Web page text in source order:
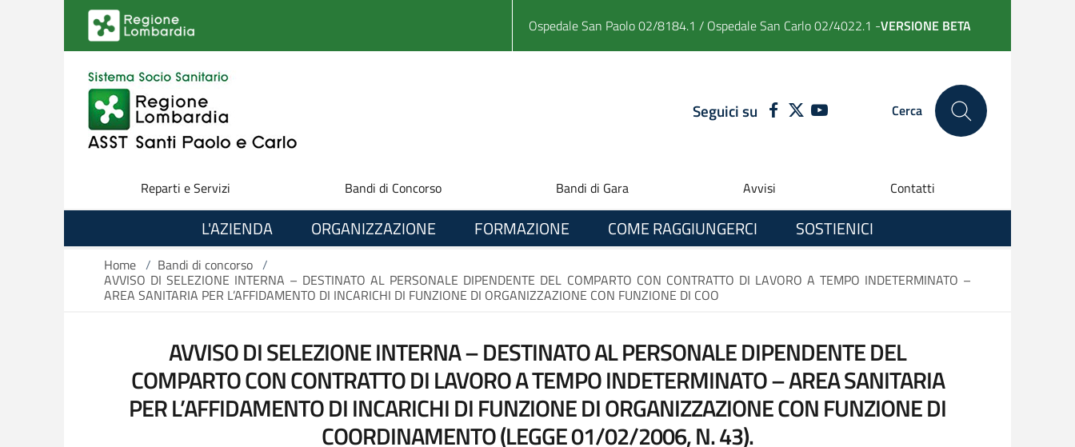
Salta al contenuto principale
Ospedale San Paolo 02/8184.1 / Ospedale San Carlo 02/4022.1 -VERSIONE BETA
Seguici suFACEBOOK
TWITTERYOUTUBE Cerca
Reparti e Servizi Bandi di Concorso Bandi di Gara Avvisi Contatti
L'AZIENDA ORGANIZZAZIONE FORMAZIONE COME RAGGIUNGERCI SOSTIENICI
Home / Bandi di concorso /
AVVISO DI SELEZIONE INTERNA – DESTINATO AL PERSONALE DIPENDENTE DEL COMPARTO CON CONTRATTO DI LAVORO A TEMPO INDETERMINATO –
AREA SANITARIA PER L’AFFIDAMENTO DI INCARICHI DI FUNZIONE DI ORGANIZZAZIONE CON FUNZIONE DI COO
AVVISO DI SELEZIONE INTERNA – DESTINATO AL PERSONALE DIPENDENTE DEL
COMPARTO CON CONTRATTO DI LAVORO A TEMPO INDETERMINATO – AREA SANITARIA
PER L’AFFIDAMENTO DI INCARICHI DI FUNZIONE DI ORGANIZZAZIONE CON FUNZIONE DI
COORDINAMENTO (LEGGE 01/02/2006, N. 43).